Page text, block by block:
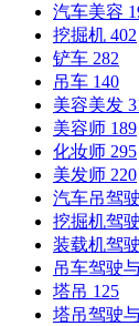
汽车美容
挖掘机 402
铲车 282
吊车 140
美容美发
美容师 189
化妆师 295
美发师 220
汽车吊驾
挖掘机驾
装载机驾
吊车驾驶
塔吊 125
塔吊驾驶